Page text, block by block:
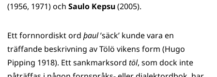
(1956, 1971) och Saulo Kepsu(2005).
Ett fornnordiskt ord þaul’säck’ kunde vara en
träffande beskrivning av Tölö vikens form (Hugo
Pipping 1918). Ett sankmarksord töl, som dock inte